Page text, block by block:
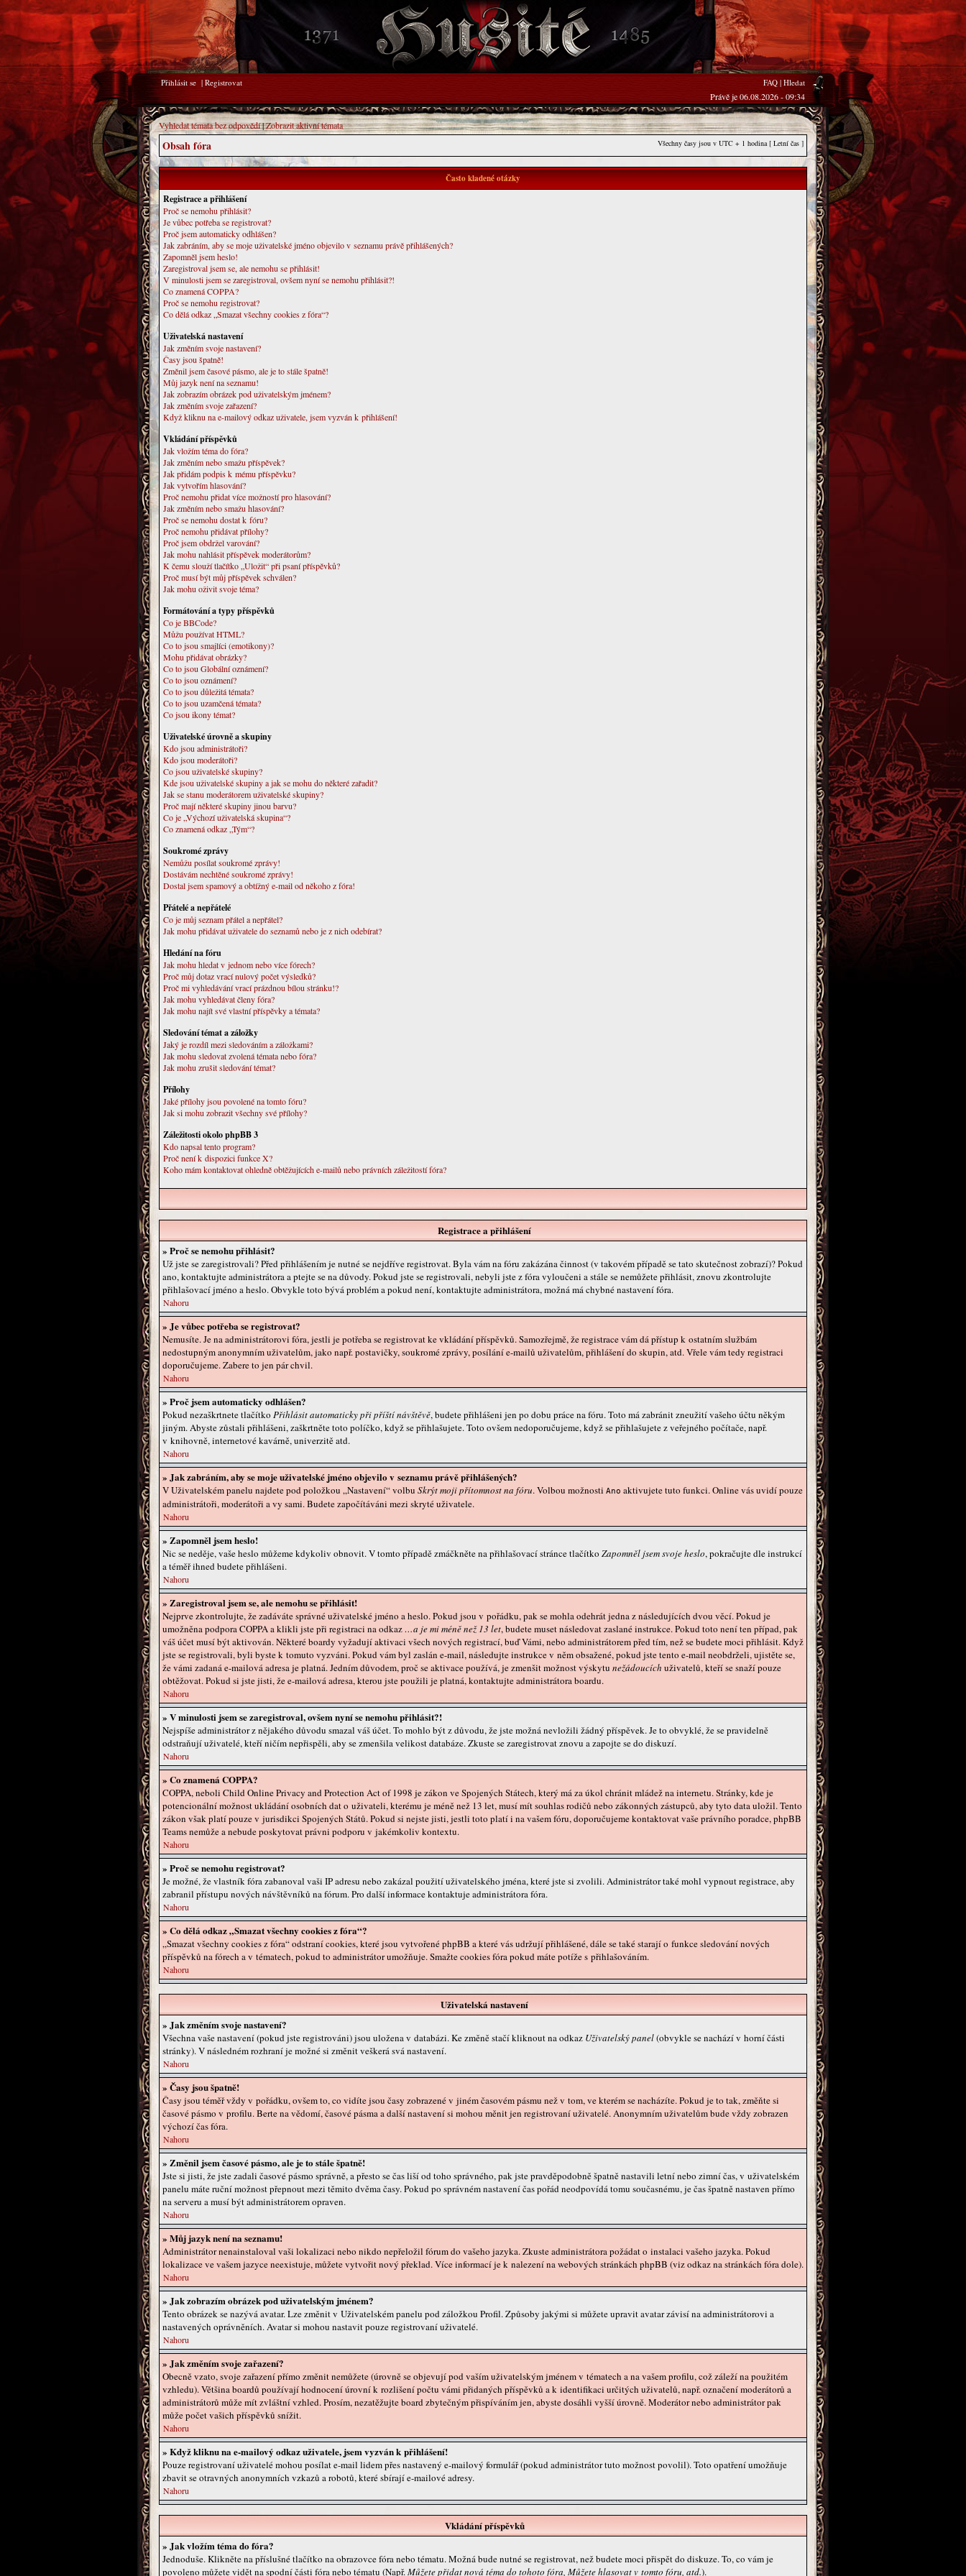
Přihlásit se | Registrovat FAQ | Hledat
Právě je 06.08.2026 - 09:34
Vyhledat témata bez odpovědí|Zobrazit aktivní témata
Obsah fóra Všechny časy jsou v UTC + 1 hodina [ Letní čas ]
Často kladené otázky
Registrace a přihlášení
Proč se nemohu přihlásit?
Je vůbec potřeba se registrovat?
Proč jsem automaticky odhlášen?
Jak zabráním, aby se moje uživatelské jméno objevilo v seznamu právě přihlášených?
Zapomněl jsem heslo!
Zaregistroval jsem se, ale nemohu se přihlásit!
V minulosti jsem se zaregistroval, ovšem nyní se nemohu přihlásit?!
Co znamená COPPA?
Proč se nemohu registrovat?
Co dělá odkaz „Smazat všechny cookies z fóra“?
Uživatelská nastavení
Jak změním svoje nastavení?
Časy jsou špatně!
Změnil jsem časové pásmo, ale je to stále špatně!
Můj jazyk není na seznamu!
Jak zobrazím obrázek pod uživatelským jménem?
Jak změním svoje zařazení?
Když kliknu na e-mailový odkaz uživatele, jsem vyzván k přihlášení!
Vkládání příspěvků
Jak vložím téma do fóra?
Jak změním nebo smažu příspěvek?
Jak přidám podpis k mému příspěvku?
Jak vytvořím hlasování?
Proč nemohu přidat více možností pro hlasování?
Jak změním nebo smažu hlasování?
Proč se nemohu dostat k fóru?
Proč nemohu přidávat přílohy?
Proč jsem obdržel varování?
Jak mohu nahlásit příspěvek moderátorům?
K čemu slouží tlačítko „Uložit“ při psaní příspěvků?
Proč musí být můj příspěvek schválen?
Jak mohu oživit svoje téma?
Formátování a typy příspěvků
Co je BBCode?
Můžu používat HTML?
Co to jsou smajlíci (emotikony)?
Mohu přidávat obrázky?
Co to jsou Globální oznámení?
Co to jsou oznámení?
Co to jsou důležitá témata?
Co to jsou uzamčená témata?
Co jsou ikony témat?
Uživatelské úrovně a skupiny
Kdo jsou administrátoři?
Kdo jsou moderátoři?
Co jsou uživatelské skupiny?
Kde jsou uživatelské skupiny a jak se mohu do některé zařadit?
Jak se stanu moderátorem uživatelské skupiny?
Proč mají některé skupiny jinou barvu?
Co je „Výchozí uživatelská skupina“?
Co znamená odkaz „Tým“?
Soukromé zprávy
Nemůžu posílat soukromé zprávy!
Dostávám nechtěné soukromé zprávy!
Dostal jsem spamový a obtížný e-mail od někoho z fóra!
Přátelé a nepřátelé
Co je můj seznam přátel a nepřátel?
Jak mohu přidávat uživatele do seznamů nebo je z nich odebírat?
Hledání na fóru
Jak mohu hledat v jednom nebo více fórech?
Proč můj dotaz vrací nulový počet výsledků?
Proč mi vyhledávání vrací prázdnou bílou stránku!?
Jak mohu vyhledávat členy fóra?
Jak mohu najít své vlastní příspěvky a témata?
Sledování témat a záložky
Jaký je rozdíl mezi sledováním a záložkami?
Jak mohu sledovat zvolená témata nebo fóra?
Jak mohu zrušit sledování témat?
Přílohy
Jaké přílohy jsou povolené na tomto fóru?
Jak si mohu zobrazit všechny své přílohy?
Záležitosti okolo phpBB 3
Kdo napsal tento program?
Proč není k dispozici funkce X?
Koho mám kontaktovat ohledně obtěžujících e-mailů nebo právních záležitostí fóra?
Registrace a přihlášení
» Proč se nemohu přihlásit?
Už jste se zaregistrovali? Před přihlášením je nutné se nejdříve registrovat. Byla vám na fóru zakázána činnost (v takovém případě se tato skutečnost zobrazí)? Pokud
ano, kontaktujte administrátora a ptejte se na důvody. Pokud jste se registrovali, nebyli jste z fóra vyloučeni a stále se nemůžete přihlásit, znovu zkontrolujte
přihlašovací jméno a heslo. Obvykle toto bývá problém a pokud není, kontaktujte administrátora, možná má chybné nastavení fóra.
Nahoru
» Je vůbec potřeba se registrovat?
Nemusíte. Je na administrátorovi fóra, jestli je potřeba se registrovat ke vkládání příspěvků. Samozřejmě, že registrace vám dá přístup k ostatním službám
nedostupným anonymním uživatelům, jako např. postavičky, soukromé zprávy, posílání e-mailů uživatelům, přihlášení do skupin, atd. Vřele vám tedy registraci
doporučujeme. Zabere to jen pár chvil.
Nahoru
» Proč jsem automaticky odhlášen?
Pokud nezaškrtnete tlačítko Přihlásit automaticky při příští návštěvě, budete přihlášeni jen po dobu práce na fóru. Toto má zabránit zneužití vašeho účtu někým
jiným. Abyste zůstali přihlášeni, zaškrtněte toto políčko, když se přihlašujete. Toto ovšem nedoporučujeme, když se přihlašujete z veřejného počítače, např.
v knihovně, internetové kavárně, univerzitě atd.
Nahoru
» Jak zabráním, aby se moje uživatelské jméno objevilo v seznamu právě přihlášených?
V Uživatelském panelu najdete pod položkou „Nastavení“ volbu Skrýt moji přítomnost na fóru. Volbou možnosti Ano aktivujete tuto funkci. Online vás uvidí pouze
administrátoři, moderátoři a vy sami. Budete započítáváni mezi skryté uživatele.
Nahoru
» Zapomněl jsem heslo!
Nic se neděje, vaše heslo můžeme kdykoliv obnovit. V tomto případě zmáčkněte na přihlašovací stránce tlačítko Zapomněl jsem svoje heslo, pokračujte dle instrukcí
a téměř ihned budete přihlášeni.
Nahoru
» Zaregistroval jsem se, ale nemohu se přihlásit!
Nejprve zkontrolujte, že zadáváte správné uživatelské jméno a heslo. Pokud jsou v pořádku, pak se mohla odehrát jedna z následujících dvou věcí. Pokud je
umožněna podpora COPPA a klikli jste při registraci na odkaz…a je mi méně než 13 let, budete muset následovat zaslané instrukce. Pokud toto není ten případ, pak
váš účet musí být aktivován. Některé boardy vyžadují aktivaci všech nových registrací, buď Vámi, nebo administrátorem před tím, než se budete moci přihlásit. Když
jste se registrovali, byli byste k tomuto vyzváni. Pokud vám byl zaslán e-mail, následujte instrukce v něm obsažené, pokud jste tento e-mail neobdrželi, ujistěte se,
že vámi zadaná e-mailová adresa je platná. Jedním důvodem, proč se aktivace používá, je zmenšit možnost výskytu nežádoucích uživatelů, kteří se snaží pouze
obtěžovat. Pokud si jste jisti, že e-mailová adresa, kterou jste použili je platná, kontaktujte administrátora boardu.
Nahoru
» V minulosti jsem se zaregistroval, ovšem nyní se nemohu přihlásit?!
Nejspíše administrátor z nějakého důvodu smazal váš účet. To mohlo být z důvodu, že jste možná nevložili žádný příspěvek. Je to obvyklé, že se pravidelně
odstraňují uživatelé, kteří ničím nepřispěli, aby se zmenšila velikost databáze. Zkuste se zaregistrovat znovu a zapojte se do diskuzí.
Nahoru
» Co znamená COPPA?
COPPA, neboli Child Online Privacy and Protection Act of 1998 je zákon ve Spojených Státech, který má za úkol chránit mládež na internetu. Stránky, kde je
potencionální možnost ukládání osobních dat o uživateli, kterému je méně než 13 let, musí mít souhlas rodičů nebo zákonných zástupců, aby tyto data uložil. Tento
zákon však platí pouze v jurisdikci Spojených Států. Pokud si nejste jisti, jestli toto platí i na vašem fóru, doporučujeme kontaktovat vaše právního poradce, phpBB
Teams nemůže a nebude poskytovat právni podporu v jakémkoliv kontextu.
Nahoru
» Proč se nemohu registrovat?
Je možné, že vlastník fóra zabanoval vaši IP adresu nebo zakázal použití uživatelského jména, které jste si zvolili. Administrátor také mohl vypnout registrace, aby
zabranil přístupu nových návštěvníků na fórum. Pro další informace kontaktuje administrátora fóra.
Nahoru
» Co dělá odkaz „Smazat všechny cookies z fóra“?
„Smazat všechny cookies z fóra“ odstraní cookies, které jsou vytvořené phpBB a které vás udržují přihlášené, dále se také starají o funkce sledování nových
příspěvků na fórech a v tématech, pokud to administrátor umožňuje. Smažte cookies fóra pokud máte potíže s přihlašováním.
Nahoru
Uživatelská nastavení
» Jak změním svoje nastavení?
Všechna vaše nastavení (pokud jste registrováni) jsou uložena v databázi. Ke změně stačí kliknout na odkaz Uživatelský panel(obvykle se nachází v horní části
stránky). V následném rozhraní je možné si změnit veškerá svá nastavení.
Nahoru
» Časy jsou špatně!
Časy jsou téměř vždy v pořádku, ovšem to, co vidíte jsou časy zobrazené v jiném časovém pásmu než v tom, ve kterém se nacházíte. Pokud je to tak, změňte si
časové pásmo v profilu. Berte na vědomí, časové pásma a další nastavení si mohou měnit jen registrovaní uživatelé. Anonymním uživatelům bude vždy zobrazen
výchozí čas fóra.
Nahoru
» Změnil jsem časové pásmo, ale je to stále špatně!
Jste si jisti, že jste zadali časové pásmo správně, a přesto se čas liší od toho správného, pak jste pravděpodobně špatně nastavili letní nebo zimní čas, v uživatelském
panelu máte ruční možnost přepnout mezi těmito dvěma časy. Pokud po správném nastavení čas pořád neodpovídá tomu současnému, je čas špatně nastaven přímo
na serveru a musí být administrátorem opraven.
Nahoru
» Můj jazyk není na seznamu!
Administrátor nenainstaloval vaši lokalizaci nebo nikdo nepřeložil fórum do vašeho jazyka. Zkuste administrátora požádat o instalaci vašeho jazyka. Pokud
lokalizace ve vašem jazyce neexistuje, můžete vytvořit nový překlad. Více informací je k nalezení na webových stránkách phpBB (viz odkaz na stránkách fóra dole).
Nahoru
» Jak zobrazím obrázek pod uživatelským jménem?
Tento obrázek se nazývá avatar. Lze změnit v Uživatelském panelu pod záložkou Profil. Způsoby jakými si můžete upravit avatar závisí na administrátorovi a
nastavených oprávněních. Avatar si mohou nastavit pouze registrovaní uživatelé.
Nahoru
» Jak změním svoje zařazení?
Obecně vzato, svoje zařazení přímo změnit nemůžete (úrovně se objevují pod vaším uživatelským jménem v tématech a na vašem profilu, což záleží na použitém
vzhledu). Většina boardů používají hodnocení úrovní k rozlišení počtu vámi přidaných příspěvků a k identifikaci určitých uživatelů, např. označení moderátorů a
administrátorů může mít zvláštní vzhled. Prosím, nezatěžujte board zbytečným přispíváním jen, abyste dosáhli vyšší úrovně. Moderátor nebo administrátor pak
může počet vašich příspěvků snížit.
Nahoru
» Když kliknu na e-mailový odkaz uživatele, jsem vyzván k přihlášení!
Pouze registrovaní uživatelé mohou posílat e-mail lidem přes nastavený e-mailový formulář (pokud administrátor tuto možnost povolil). Toto opatření umožňuje
zbavit se otravných anonymních vzkazů a robotů, které sbírají e-mailové adresy.
Nahoru
Vkládání příspěvků
» Jak vložím téma do fóra?
Jednoduše. Klikněte na příslušné tlačítko na obrazovce fóra nebo tématu. Možná bude nutné se registrovat, než budete moci přispět do diskuze. To, co vám je
povoleno můžete vidět na spodní části fóra nebo tématu (Např.Můžete přidat nová téma do tohoto fóra, Můžete hlasovat v tomto fóru, atd.).